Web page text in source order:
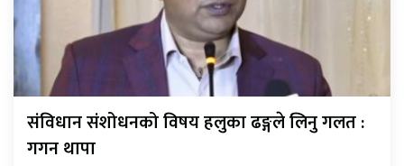
संविधान संशोधनको विषय हलुका ढङ्गले लिनु गलत :
गगन थापा